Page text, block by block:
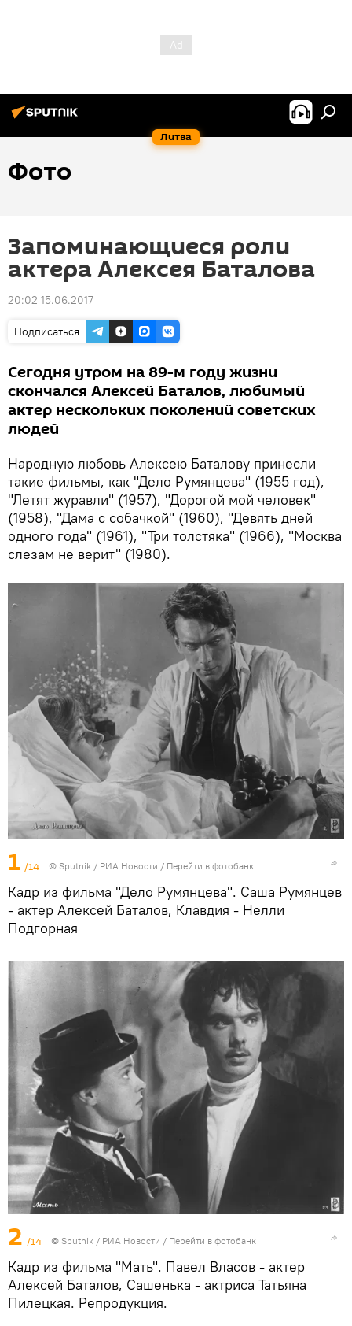
Литва
Фото
Запоминающиеся роли
актера Алексея Баталова
20:02 15.06.2017
Подписаться
Сегодня утром на 89-м году жизни
скончался Алексей Баталов, любимый
актер нескольких поколений советских
людей
Народную любовь Алексею Баталову принесли
такие фильмы, как "Дело Румянцева" (1955 год),
"Летят журавли" (1957), "Дорогой мой человек"
(1958), "Дама с собачкой" (1960), "Девять дней
одного года" (1961), "Три толстяка" (1966), "Москва
слезам не верит" (1980).
1 /14 © Sputnik / РИА Новости / Перейти в фотобанк
Кадр из фильма "Дело Румянцева". Саша Румянцев
- актер Алексей Баталов, Клавдия - Нелли
Подгорная
2 /14 © Sputnik / РИА Новости / Перейти в фотобанк
Кадр из фильма "Мать". Павел Власов - актер
Алексей Баталов, Сашенька - актриса Татьяна
Пилецкая. Репродукция.